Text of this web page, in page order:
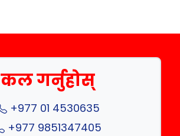
कल गर्नुहोस्
+977 01 4530635
+977 9851347405